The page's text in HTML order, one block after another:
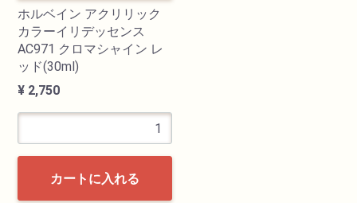
ホルベイン アクリリック
カラーイリデッセンス
AC971 クロマシャイン レ
ッド(30ml)
¥ 2,750
カートに入れる